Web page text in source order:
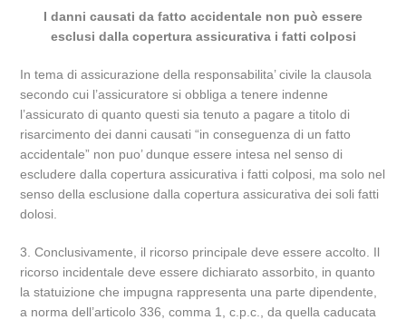
I danni causati da fatto accidentale non può essere
esclusi dalla copertura assicurativa i fatti colposi
In tema di assicurazione della responsabilita’ civile la clausola
secondo cui l’assicuratore si obbliga a tenere indenne
l’assicurato di quanto questi sia tenuto a pagare a titolo di
risarcimento dei danni causati “in conseguenza di un fatto
accidentale” non puo’ dunque essere intesa nel senso di
escludere dalla copertura assicurativa i fatti colposi, ma solo nel
senso della esclusione dalla copertura assicurativa dei soli fatti
dolosi.
3. Conclusivamente, il ricorso principale deve essere accolto. Il
ricorso incidentale deve essere dichiarato assorbito, in quanto
la statuizione che impugna rappresenta una parte dipendente,
a norma dell’articolo 336, comma 1, c.p.c., da quella caducata